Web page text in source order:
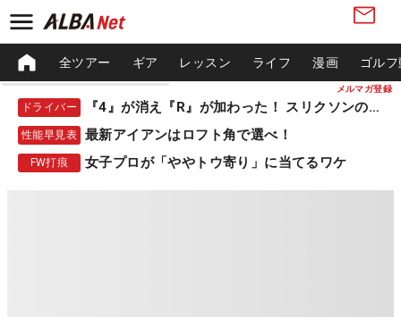
メルマガ登録
全ツアー ギア レッスン ライフ 漫画 ゴル
ドライバー 『4』が消え『R』が加わった！ スリクソンの新作
性能早見表 最新アイアンはロフト角で選べ！
FW打痕 女子プロが「ややトウ寄り」に当てるワケ